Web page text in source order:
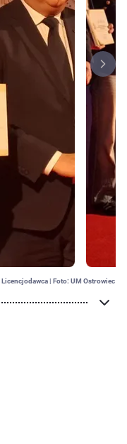
Licencjodawca | Foto: UM Ostrowiec